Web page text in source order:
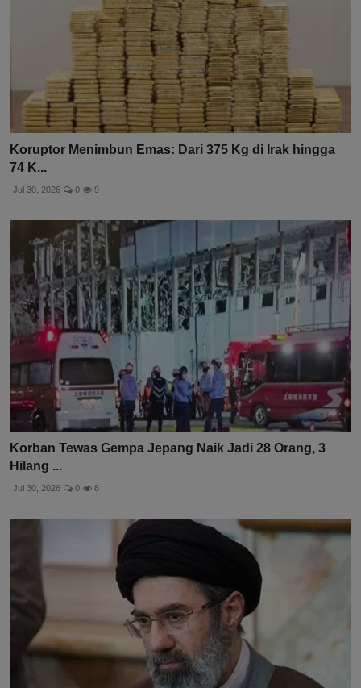
Koruptor Menimbun Emas: Dari 375 Kg di Irak hingga
74 K...
Jul 30, 2026 0 9
Korban Tewas Gempa Jepang Naik Jadi 28 Orang, 3
Hilang ...
Jul 30, 2026 0 8